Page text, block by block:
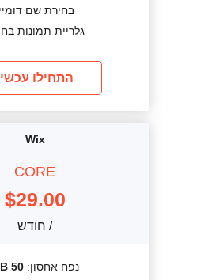
בחירת שם
גלריית תמונות
התחילו
Wix
CORE
$29.00
/ חודש
נפח אחסון:50 GB